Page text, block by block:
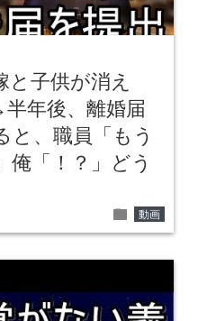
子供が消え
年後、離婚届
と、職員「もう
俺「！？」どう
folder 動画